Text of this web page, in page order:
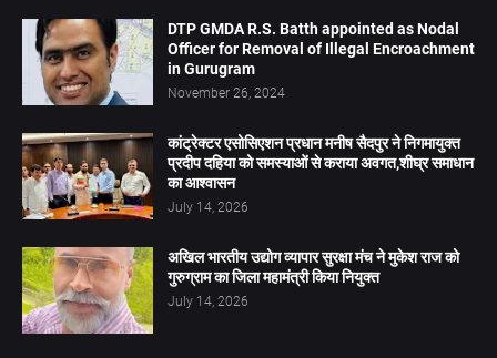
DTP GMDA R.S. Batth appointed as Nodal
Officer for Removal of Illegal Encroachment
in Gurugram
November 26, 2024
कांट्रेक्टर एसोसिएशन प्रधान मनीष सैदपुर ने निगमायुक्त
प्रदीप दहिया को समस्याओं से कराया अवगत,शीघ्र समाधान
का आश्वासन
July 14, 2026
अखिल भारतीय उद्योग व्यापार सुरक्षा मंच ने मुकेश राज को
गुरुग्राम का जिला महामंत्री किया नियुक्त
July 14, 2026